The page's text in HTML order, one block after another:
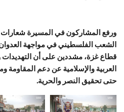
ورفع المشاركون في المسيرة شعارات
الشعب الفلسطيني في مواجهة
قطاع غزة، مشددين على أن
العربية والإسلامية عن دعم المقاومة
حتى تحقيق النصر والحرية.